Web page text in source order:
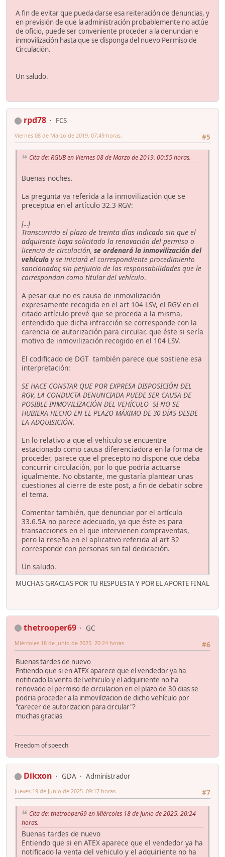
A fin de evitar que pueda darse esa reiteración de denuncias, y
en previsión de que la administración probablemente no actúe
de oficio, puede ser conveniente proceder a la denuncian e
inmovilización hasta que se disponga del nuevo Permiso de
Circulación.
Un saludo.
rpd78
FCS
#5
Viernes 08 de Marzo de 2019. 07:49 horas.
Cita de: RGUB en Viernes 08 de Marzo de 2019. 00:55 horas.
Buenas noches.
La pregunta va referida a la inmovilización que se
preceptua en el artículo 32.3 RGV:
[...]
Transcurrido el plazo de treinta días indicado sin que el
adquirente haya solicitado la renovación del permiso o
licencia de circulación, se ordenará la inmovilización del
vehículo y se iniciará el correspondiente procedimiento
sancionador, sin perjuicio de las responsabilidades que le
correspondan como titular del vehículo.
A pesar que no es causa de inmovilización
expresamente recogida en el art 104 LSV, el RGV en el
citado artículo prevé que se proceda a la misma,
entendido que dicha infracción se corresponde con la
carencia de autorización para circular, que éste si sería
motivo de inmovilización recogido en el 104 LSV.
El codificado de DGT también parece que sostiene esa
interpretación:
SE HACE CONSTAR QUE POR EXPRESA DISPOSICIÓN DEL
RGV, LA CONDUCTA DENUNCIADA PUEDE SER CAUSA DE
POSIBLE INMOVILIZACIÓN DEL VEHÍCULO SI NO SE
HUBIERA HECHO EN EL PLAZO MÁXIMO DE 30 DÍAS DESDE
LA ADQUISICIÓN.
En lo relativo a que el vehículo se encuentre
estacionado como causa diferenciadora en la forma de
proceder, parece que el precepto no dispone que deba
concurrir circulación, por lo que podría actuarse
igualmente. No obstante, me gustaría plantear unas
cuestiones al cierre de este post, a fin de debatir sobre
el tema.
Comentar también, que denunciar por el artículo
33.6.5A no parece adecuado, ya que éste es para
transacciones en el que intervienen compraventas,
pero la reseña en el aplicativo referida al art 32
corresponde con personas sin tal dedicación.
Un saludo.
MUCHAS GRACIAS POR TU RESPUESTA Y POR EL APORTE FINAL
thetrooper69
GC
#6
Miércoles 18 de Junio de 2025. 20:24 horas.
Buenas tardes de nuevo
Entiendo que si en ATEX aparece que el vendedor ya ha
notificado la venta del vehiculo y el adquiriente no ha
renovado el permiso de circulacion en el plazo de 30 dias se
podria proceder a la inmovilizacion de dicho vehículo por
"carecer de autorizacion para circular"?
muchas gracias
Freedom of speech
Dikxon GDA
Administrador
#7
Jueves 19 de Junio de 2025. 09:17 horas.
Cita de: thetrooper69 en Miércoles 18 de Junio de 2025. 20:24
horas.
Buenas tardes de nuevo
Entiendo que si en ATEX aparece que el vendedor ya ha
notificado la venta del vehiculo y el adquiriente no ha